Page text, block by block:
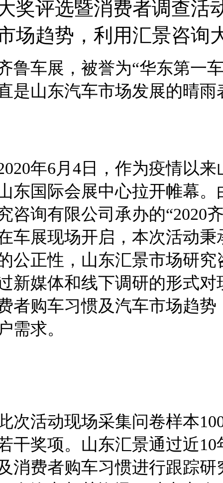
奖评选暨消费者调查活
场趋势，利用汇景咨询
鲁车展，被誉为“华东第一
是山东汽车市场发展的晴雨
年6月4日，作为疫情以
东国际会展中心拉开帷幕
咨询有限公司承办的“2020
车展现场开启，本次活动
公正性，山东汇景市场研
新媒体和线下调研的形式
者购车习惯及汽车市场趋势
需求。
次活动现场采集问卷样本
干奖项。山东汇景通过近
消费者购车习惯进行跟踪